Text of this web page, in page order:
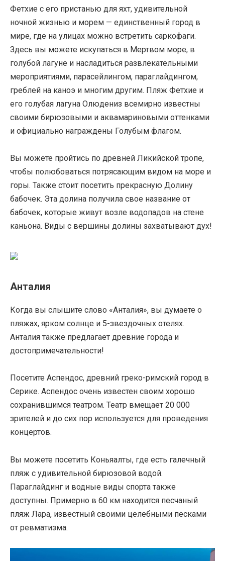
Фетхие с его пристанью для яхт, удивительной
ночной жизнью и морем — единственный город в
мире, где на улицах можно встретить саркофаги.
Здесь вы можете искупаться в Мертвом море, в
голубой лагуне и насладиться развлекательными
мероприятиями, парасейлингом, параглайдингом,
греблей на каноэ и многим другим. Пляж Фетхие и
его голубая лагуна Олюдениз всемирно известны
своими бирюзовыми и аквамариновыми оттенками
и официально награждены Голубым флагом.
Вы можете пройтись по древней Ликийской тропе,
чтобы полюбоваться потрясающим видом на море и
горы. Также стоит посетить прекрасную Долину
бабочек. Эта долина получила свое название от
бабочек, которые живут возле водопадов на стене
каньона. Виды с вершины долины захватывают дух!
Анталия
Когда вы слышите слово «Анталия», вы думаете о
пляжах, ярком солнце и 5-звездочных отелях.
Анталия также предлагает древние города и
достопримечательности!
Посетите Аспендос, древний греко-римский город в
Серике. Аспендос очень известен своим хорошо
сохранившимся театром. Театр вмещает 20 000
зрителей и до сих пор используется для проведения
концертов.
Вы можете посетить Коньяалты, где есть галечный
пляж с удивительной бирюзовой водой.
Параглайдинг и водные виды спорта также
доступны. Примерно в 60 км находится песчаный
пляж Лара, известный своими целебными песками
от ревматизма.